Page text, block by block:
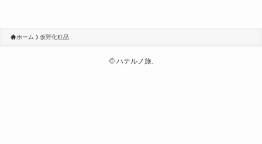
ホーム 仮野化粧品
©ハテルノ旅.